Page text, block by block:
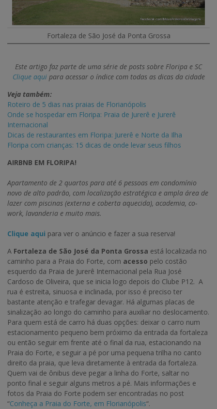
Fortaleza de São José da Ponta Grossa
Este artigo faz parte de uma série de posts sobre Floripa e SC
Clique aquipara acessar o índice com todas as dicas da cidade
Veja também:
Roteiro de 5 dias nas praias de Florianópolis
Onde se hospedar em Floripa: Praia de Jurerê e Jurerê
Internacional
Dicas de restaurantes em Floripa: Jurerê e Norte da Ilha
Floripa com crianças: 15 dicas de onde levar seus filhos
AIRBNB EM FLORIPA!
Apartamento de 2 quartos para até 6 pessoas em condomínio
novo de alto padrão, com localização estratégica e ampla área de
lazer com piscinas (externa e coberta aquecida), academia, co-
work, lavanderia e muito mais.
Clique aqui para ver o anúncio e fazer a sua reserva!
A Fortaleza de São José da Ponta Grossa está localizada no
caminho para a Praia do Forte, com acesso pelo costão
esquerdo da Praia de Jurerê Internacional pela Rua José
Cardoso de Oliveira, que se inicia logo depois do Clube P12. A
rua é estreita, sinuosa e inclinada, por isso é preciso ter
bastante atenção e trafegar devagar. Há algumas placas de
sinalização ao longo do caminho para auxiliar no deslocamento.
Para quem está de carro há duas opções: deixar o carro num
estacionamento pequeno bem próximo da entrada da fortaleza
ou então seguir em frente até o final da rua, estacionando na
Praia do Forte, e seguir a pé por uma pequena trilha no canto
direito da praia, que leva diretamente à entrada da fortaleza.
Quem vai de ônibus deve pegar a linha do Forte, saltar no
ponto final e seguir alguns metros a pé. Mais informações e
fotos da Praia do Forte podem ser encontradas no post
“Conheça a Praia do Forte, em Florianópolis“.